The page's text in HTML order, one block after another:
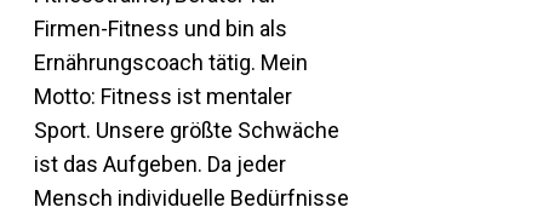
Firmen-Fitness und bin als
Ernährungscoach tätig. Mein
Motto: Fitness ist mentaler
Sport. Unsere größte Schwäche
ist das Aufgeben. Da jeder
Mensch individuelle Bedürfnisse